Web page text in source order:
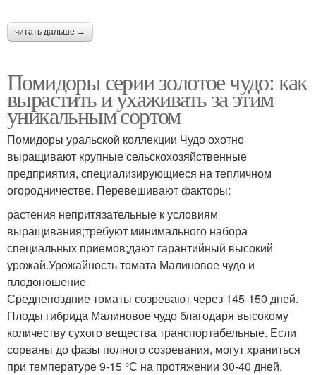
читать дальше →
Помидоры серии золотое чудо: как
вырастить и ухаживать за этим
уникальным сортом
Помидоры уральской коллекции Чудо охотно
выращивают крупные сельскохозяйственные
предприятия, специализирующиеся на тепличном
огородничестве. Перевешивают факторы:
растения непритязательные к условиям
выращивания;требуют минимального набора
специальных приемов;дают гарантийный высокий
урожай.Урожайность томата Малиновое чудо и
плодоношение
Среднепоздние томаты созревают через 145-150 дней.
Плоды гибрида Малиновое чудо благодаря высокому
количеству сухого вещества транспортабельные. Если
сорваны до фазы полного созревания, могут храниться
при температуре 9-15 °С на протяжении 30-40 дней.